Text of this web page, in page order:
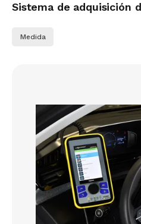
Sistema de adquisición
Medida